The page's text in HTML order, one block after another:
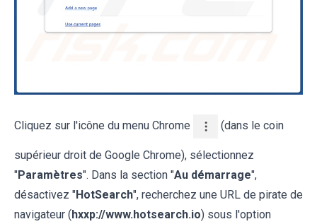
Cliquez sur l'icône du menu Chrome (dans le coin
supérieur droit de Google Chrome), sélectionnez
"Paramètres". Dans la section "Au démarrage",
désactivez "HotSearch", recherchez une URL de pirate de
navigateur (hxxp://www.hotsearch.io) sous l'option